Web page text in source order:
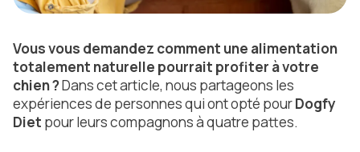
Vous vous demandez comment une alimentation
totalement naturelle pourrait profiter à votre
chien ?Dans cet article, nous partageons les
expériences de personnes qui ont opté pourDogfy
Diet pour leurs compagnons à quatre pattes.